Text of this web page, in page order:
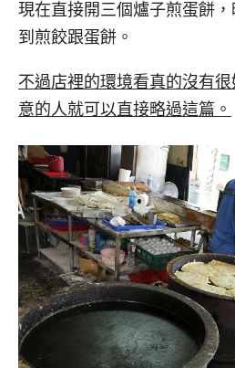
現在直接開三個爐子煎蛋餅
到煎餃跟蛋餅。
不過店裡的環境看真的沒有
意的人就可以直接略過這篇。